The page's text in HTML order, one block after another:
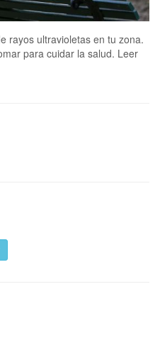
rayos ultravioletas en tu zona.
para cuidar la salud. Leer